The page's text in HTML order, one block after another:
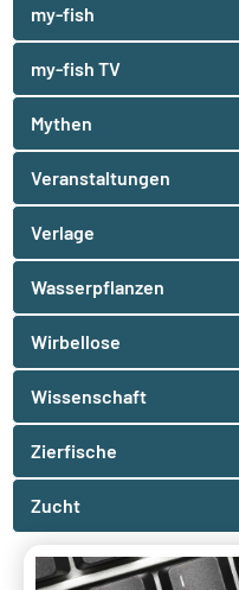
my-fish
my-fish TV
Mythen
Veranstaltungen
Verlage
Wasserpflanzen
Wirbellose
Wissenschaft
Zierfische
Zucht